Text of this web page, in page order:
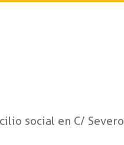
social en C/ Severo